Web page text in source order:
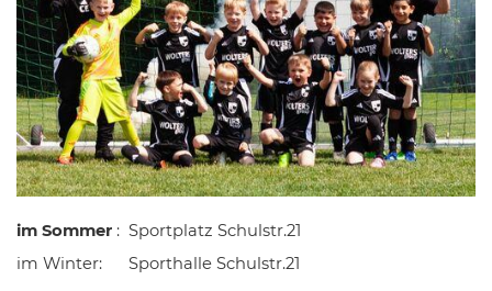
im Sommer : Sportplatz Schulstr.21
im Winter: Sporthalle Schulstr.21